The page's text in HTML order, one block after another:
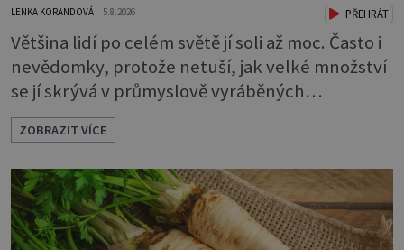
LENKA KORANDOVÁ 5.8.2026 PŘEHRÁT
Většina lidí po celém světě jí soli až moc. Často i
nevědomky, protože netuší, jak velké množství
se jí skrývá v průmyslově vyráběných
potravinách, dokonce i těch sladkých. Sůl je
zdravá Ale v ani ne třetinovém množství, než je
pro většinu populace běžné. Její základní
složky– sodík a chlór – jsou zásadní pro správné
hospodaření organismu s tekutinami. Pomáhají
totiž udrž
ZOBRAZIT VÍCE